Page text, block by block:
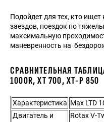
Подойдет для тех, кто
заездов, поездок по
максимальную
маневренность на
СРАВНИТЕЛЬНАЯ
1000R, XT 700, XT-P 850
Характеристика Max LTD
Двигатель и
Rotax V-